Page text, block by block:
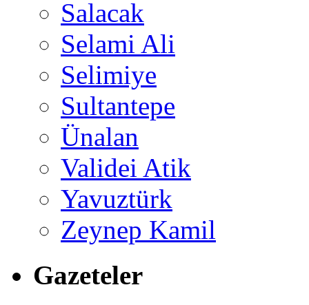
Salacak
Selami Ali
Selimiye
Sultantepe
Ünalan
Validei Atik
Yavuztürk
Zeynep Kamil
Gazeteler